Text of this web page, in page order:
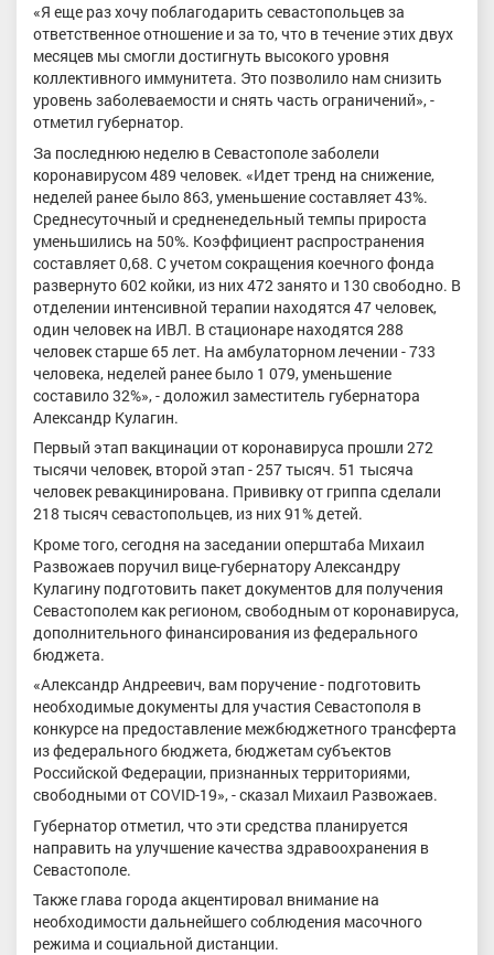
«Я еще раз хочу поблагодарить севастопольцев за
ответственное отношение и за то, что в течение этих двух
месяцев мы смогли достигнуть высокого уровня
коллективного иммунитета. Это позволило нам снизить
уровень заболеваемости и снять часть ограничений», -
отметил губернатор.
За последнюю неделю в Севастополе заболели
коронавирусом 489 человек. «Идет тренд на снижение,
неделей ранее было 863, уменьшение составляет 43%.
Среднесуточный и средненедельный темпы прироста
уменьшились на 50%. Коэффициент распространения
составляет 0,68. С учетом сокращения коечного фонда
развернуто 602 койки, из них 472 занято и 130 свободно. В
отделении интенсивной терапии находятся 47 человек,
один человек на ИВЛ. В стационаре находятся 288
человек старше 65 лет. На амбулаторном лечении - 733
человека, неделей ранее было 1 079, уменьшение
составило 32%», - доложил заместитель губернатора
Александр Кулагин.
Первый этап вакцинации от коронавируса прошли 272
тысячи человек, второй этап - 257 тысяч. 51 тысяча
человек ревакцинирована. Прививку от гриппа сделали
218 тысяч севастопольцев, из них 91% детей.
Кроме того, сегодня на заседании оперштаба Михаил
Развожаев поручил вице-губернатору Александру
Кулагину подготовить пакет документов для получения
Севастополем как регионом, свободным от коронавируса,
дополнительного финансирования из федерального
бюджета.
«Александр Андреевич, вам поручение - подготовить
необходимые документы для участия Севастополя в
конкурсе на предоставление межбюджетного трансферта
из федерального бюджета, бюджетам субъектов
Российской Федерации, признанных территориями,
свободными от COVID-19», - сказал Михаил Развожаев.
Губернатор отметил, что эти средства планируется
направить на улучшение качества здравоохранения в
Севастополе.
Также глава города акцентировал внимание на
необходимости дальнейшего соблюдения масочного
режима и социальной дистанции.